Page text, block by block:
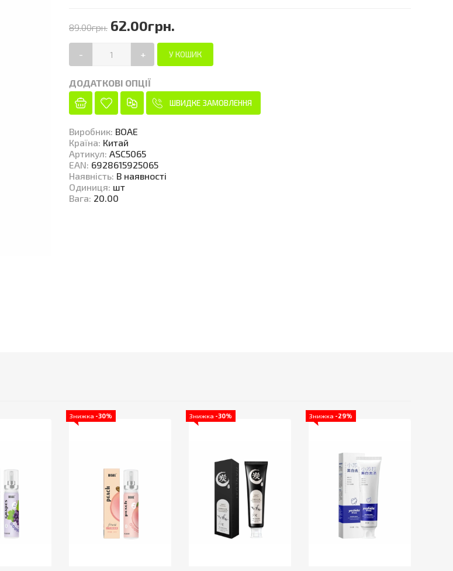
89.00грн. 62.00грн.
- +
ДОДАТКОВІ ОПЦІЇ
ШВИДКЕ ЗАМОВЛЕННЯ
Виробник: BOAE
Країна: Китай
Артикул: ASC5065
EAN: 6928615925065
Наявність: В наявності
Одиниця: шт
Вага: 20.00
Знижка -30% Знижка -30% Знижка -29%